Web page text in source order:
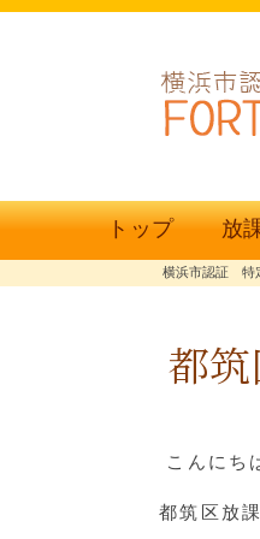
トップ 放
横浜市認証 特
都
こんにち
都筑区放